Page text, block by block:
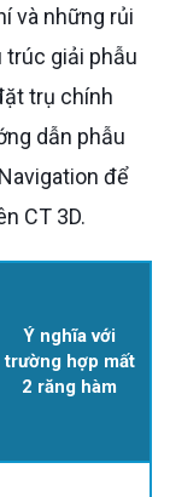
và những rủi
trúc giải phẫu
trụ chính
dẫn phẫu
để
CT 3D.
Ý nghĩa với
trường hợp mất
2 răng hàm